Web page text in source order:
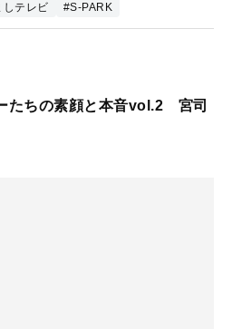
しテレビ #S-PARK
たちの素顔と本音vol.2 宮司